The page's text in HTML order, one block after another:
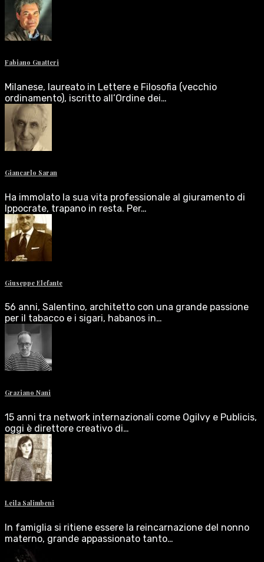
Fabiano Guatteri
Milanese, laureato in Lettere e Filosofia (vecchio
ordinamento), iscritto all’Ordine dei…
Giancarlo Saran
Ha immolato la sua vita professionale al giuramento di
Ippocrate, trapano in resta. Per…
Giuseppe Elefante
56 anni, Salentino, architetto con una grande passione
per il tabacco e i sigari, habanos in…
Graziano Nani
15 anni tra network internazionali come Ogilvy e Publicis,
oggi è direttore creativo di…
Leila Salimbeni
In famiglia si ritiene essere la reincarnazione del nonno
materno, grande appassionato tanto…